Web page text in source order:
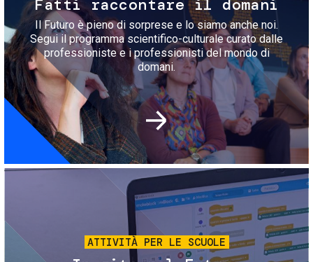
Fatti raccontare il domani
Il Futuro è pieno di sorprese e lo siamo anche noi.
Segui il programma scientifico-culturale curato dalle
professioniste e i professionisti del mondo di
domani.
Immagine
ATTIVITÀ PER LE SCUOLE